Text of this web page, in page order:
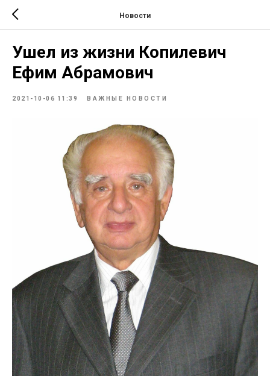
Новости
Ушел из жизни Копилевич
Ефим Абрамович
2021-10-06 11:39 ВАЖНЫЕ НОВОСТИ